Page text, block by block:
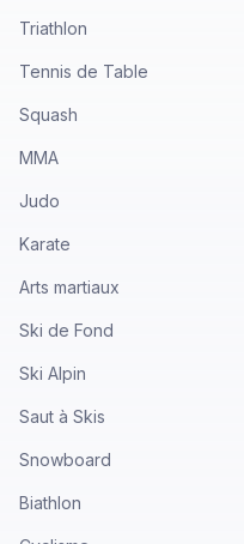
Triathlon
Tennis de Table
Squash
MMA
Judo
Karate
Arts martiaux
Ski de Fond
Ski Alpin
Saut à Skis
Snowboard
Biathlon